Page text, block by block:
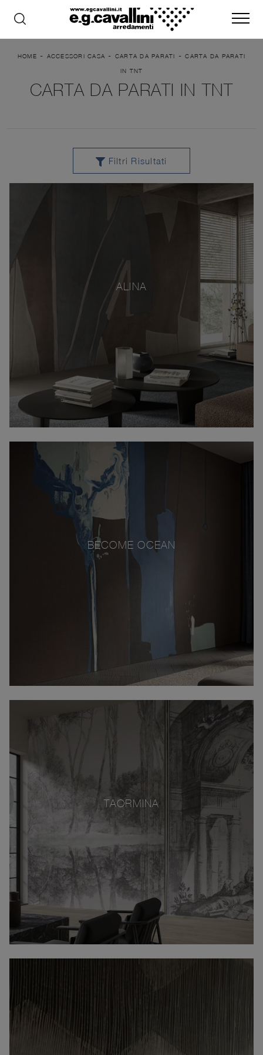
HOME - ACCESSORI CASA - CARTA DA PARATI -CARTA DA PARATI
IN TNT
CARTA DA PARATI IN TNT
Filtri Risultati
ALINA
BECOME OCEAN
TAORMINA